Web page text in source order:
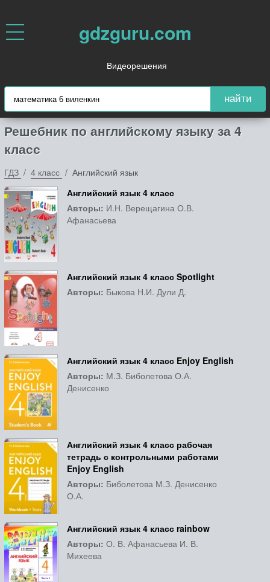
gdzguru.com
Видеорешения
найти
Решебник по английскому языку за 4
класс
ГДЗ 4 класс
Английский язык
Английский язык 4 класс
Авторы: И.Н. Верещагина О.В.
Афанасьева
Английский язык 4 класс Spotlight
Авторы: Быкова Н.И. Дули Д.
Английский язык 4 класс Enjoy English
Авторы: М.З. Биболетова О.А.
Денисенко
Английский язык 4 класс рабочая
тетрадь с контрольными работами
Enjoy English
Авторы: Биболетова М.З. Денисенко
О.А.
Английский язык 4 класс rainbow
Авторы: О. В. Афанасьева И. В.
Михеева